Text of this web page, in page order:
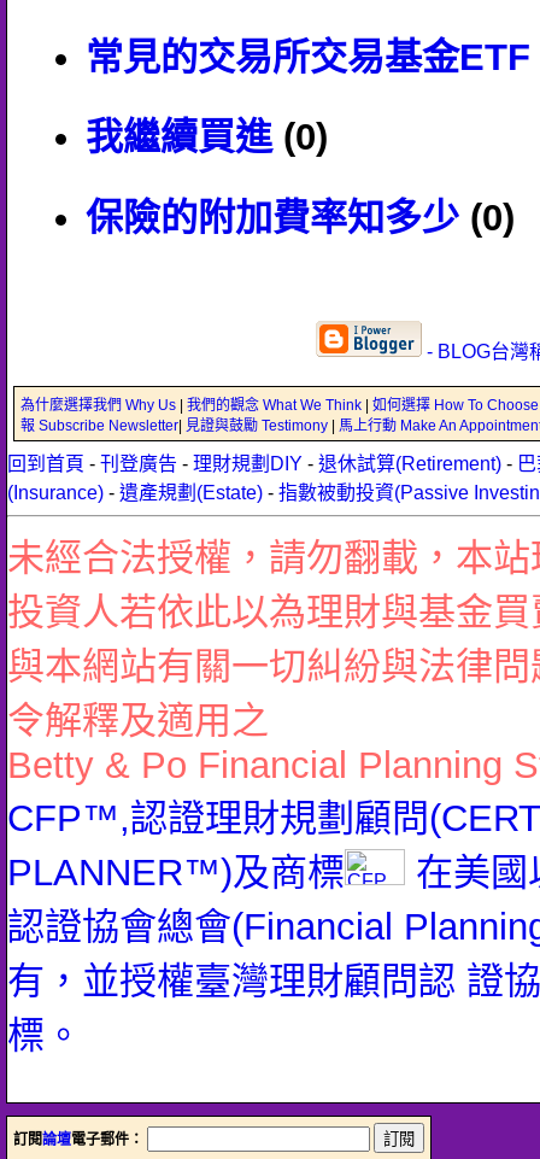
常見的交易所交易基金ETF
我繼續買進(0)
保險的附加費率知多少 (0)
- BLOG台灣
為什麼選擇我們 Why Us | 我們的觀念 What We Think | 如何選擇 How To Choose
報 Subscribe Newsletter| 見證與鼓勵 Testimony | 馬上行動 Make An
回到首頁 - 刊登廣告 - 理財規劃DIY - 退休試算(Retirement) -
(Insurance) - 遺產規劃(Estate) - 指數被動投資(Passive
未經合法授權，請勿翻載，本
投資人若依此以為理財與基金
與本網站有關一切糾紛與法律
令解釋及適用之
Betty & Po Financial Planning
CFP™,認證理財規劃顧問
PLANNER™)及商標
在美國
認證協會總會(Financial
有，並授權臺灣理財顧問認 證
標。
訂閱論壇電子郵件：